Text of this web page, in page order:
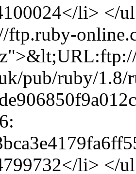
li> </
ftp.ruby-
pub/ruby/
li> </